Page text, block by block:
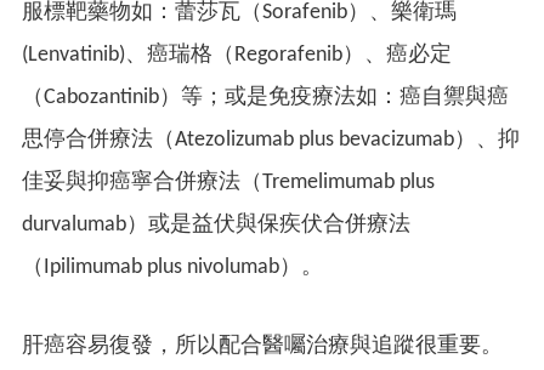
服標靶藥物如：蕾莎瓦（Sorafenib）、樂衛瑪
(Lenvatinib)、癌瑞格（Regorafenib）、癌必定
（Cabozantinib）等；或是免疫療法如：癌自禦與癌
思停合併療法（Atezolizumab plus bevacizumab）、抑
佳妥與抑癌寧合併療法（Tremelimumab plus
durvalumab）或是益伏與保疾伏合併療法
（Ipilimumab plus nivolumab）。
肝癌容易復發，所以配合醫囑治療與追蹤很重要。